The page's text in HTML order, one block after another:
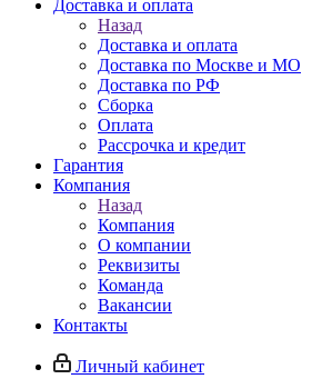
Доставка и оплата
Назад
Доставка и оплата
Доставка по Москве и МО
Доставка по РФ
Сборка
Оплата
Рассрочка и кредит
Гарантия
Компания
Назад
Компания
О компании
Реквизиты
Команда
Вакансии
Контакты
Личный кабинет